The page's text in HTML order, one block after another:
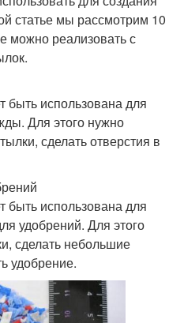
статье мы рассмотрим 10
можно реализовать с
быть использована для
Для этого нужно
сделать отверстия в
быть использована для
удобрений. Для этого
сделать небольшие
удобрение.